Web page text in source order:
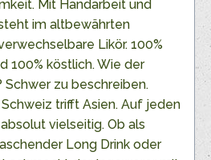
Mit Handarbeit und
im altbewährten
Likör. 100%
100% köstlich. Wie der
Schwer zu beschreiben.
trifft Asien. Auf jeden
vielseitig. Ob als
Long Drink oder